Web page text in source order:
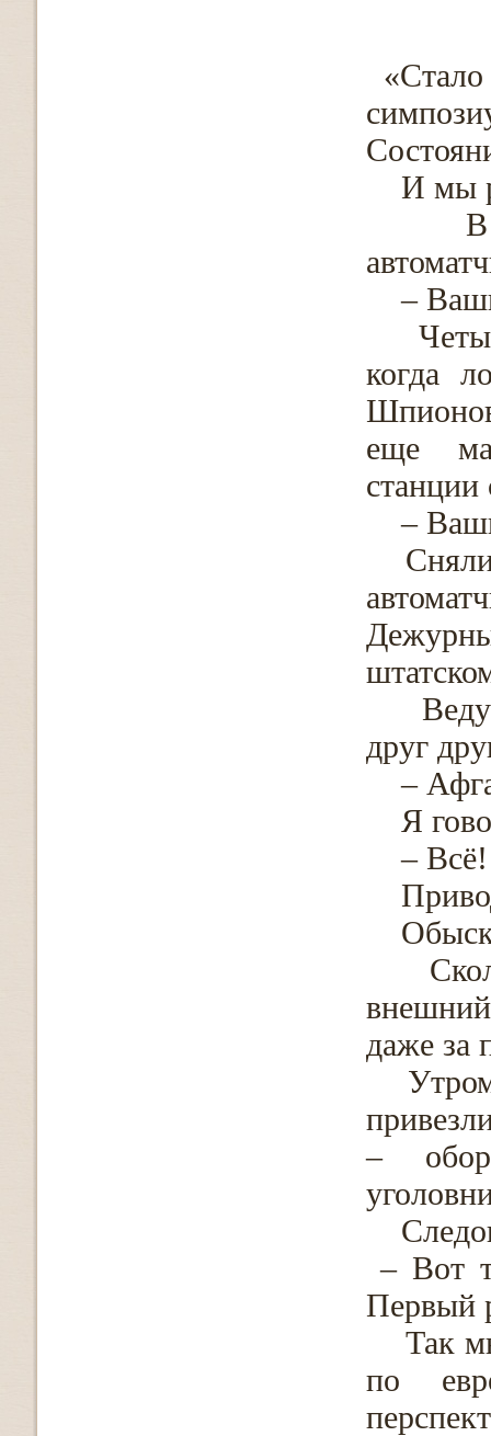
И мы
В
–
когда
еще
–
Сняли
Ведут
друг
–
Я
–
даже за
Утром
–
– Вот
Первый
Так
по